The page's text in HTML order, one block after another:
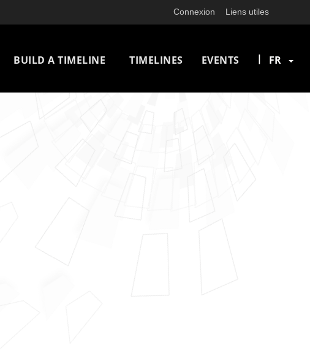
Connexion Liens utiles
navigation
BUILD A TIMELINE TIMELINES EVENTS | FR